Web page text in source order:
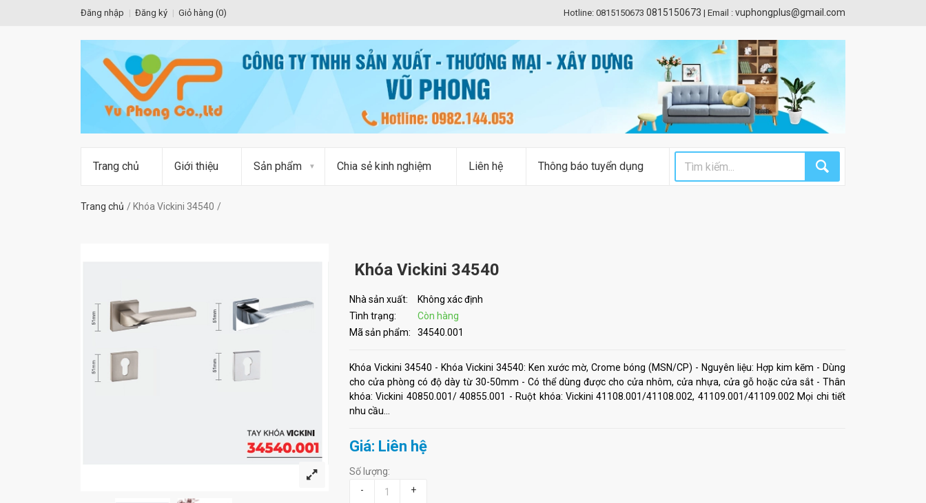
Đăng nhập Đăng ký Giỏ hàng (0) Hotline: 0815150673 0815150673 | Email : vuphongplus@gmail.com
Trang chủ Giới thiệu Sản phẩm Chia sẻ kinh nghiệm Liên hệ Thông báo tuyển dụng
Trang chủ Khóa Vickini 34540
Khóa Vickini 34540
Nhà sản xuất:
Không xác định
Tình trạng:
Còn hàng
Mã sản phẩm:
34540.001
Khóa Vickini 34540 - Khóa Vickini 34540: Ken xước mờ, Crome bóng (MSN/CP) - Nguyên liệu: Hợp kim kẽm - Dùng
cho cửa phòng có độ dày từ 30-50mm - Có thể dùng được cho cửa nhôm, cửa nhựa, cửa gỗ hoặc cửa sắt - Thân
khóa: Vickini 40850.001/ 40855.001 - Ruột khóa: Vickini 41108.001/41108.002, 41109.001/41109.002 Mọi chi tiết
nhu cầu...
Giá: Liên hệ
Số lượng:
-
+